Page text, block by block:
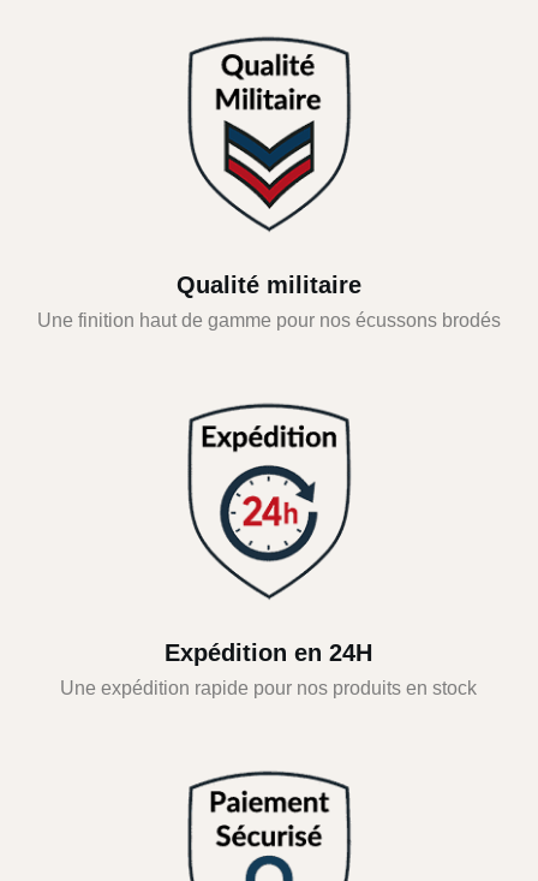
Qualité militaire
Une finition haut de gamme pour nos écussons brodés
Expédition en 24H
Une expédition rapide pour nos produits en stock